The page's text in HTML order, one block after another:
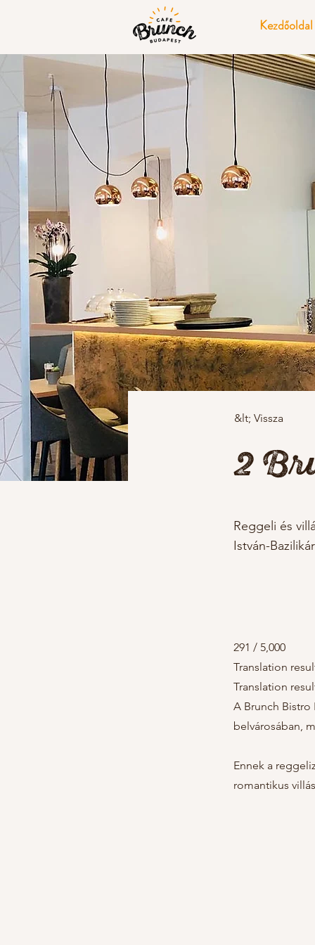
Kezdőoldal
&lt; Vissza
2
Reggeli és
István-
291 / 5,000
Translation
Translation
A Brunch
belvárosában,
Ennek a
romantikus